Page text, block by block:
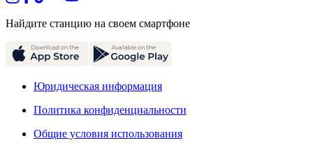
Найдите станцию на своем смартфоне
Юридическая информация
Политика конфиденциальности
Общие условия использования